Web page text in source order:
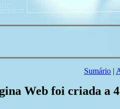
Sumário |
Web foi criada a